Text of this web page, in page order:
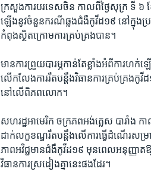
ក្រសួង​ការបរទេស​ចិន កាល​ពី​ថ្ងៃ​សុក្រ​ ទី ៦ ខ
ឡើង​នូវ​ចំនួន​ករណីឆ្លង​ជំងឺ​កូវីដ១៩ នៅ​ក្នុង​
កំពុង​ស្ថិត​ក្រោម​ការគ្រប់គ្រង​បាន។
មាន​ការព្រួយ​បារម្ភ​កាន់​តែ​ខ្លាំង​អំពី​ការ​ហ
លើក​លែង​ការ​រឹតបន្តឹង​វិធានការ​គ្រប់​គ្រង​កូវី
នៅ​លើ​ពិភពលោក។
សហរដ្ឋ​អាមេរិក​ ចក្រភព​អង់គ្លេស បារាំង
ដាក់​លក្ខខណ្ឌ​រឹត​បន្ដឹង​លើ​ការ​ធ្វើ​ដំណើរ​ស
ភាពអវិជ្ជមានជំងឺ​កូវីដ១៩ មុន​ពេល​អនុញ្ញា
វិធានការ​ស្រដៀងគ្នា​នេះ​ផងដែរ។